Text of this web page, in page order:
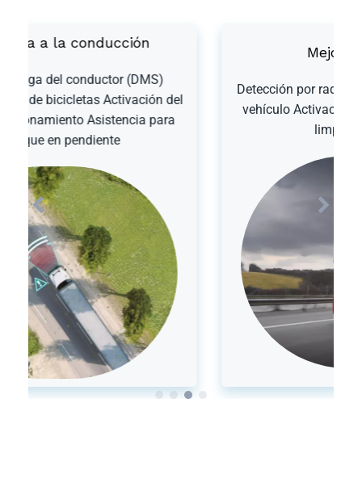
Mejor visibilidad
Detección por radar y cámaras alrededor del
vehículo Activación automática de faros y
limpiaparabrisas